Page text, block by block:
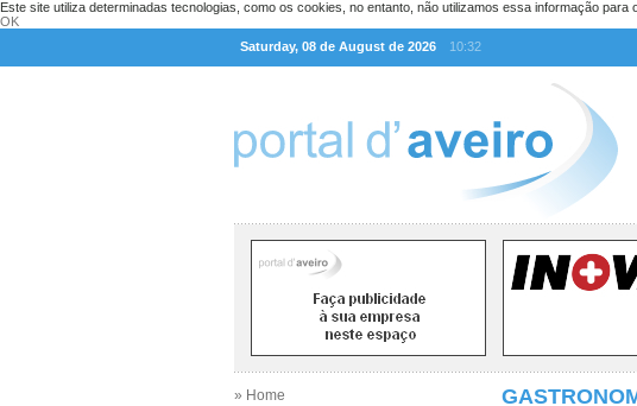
Este site utiliza determinadas tecnologias, como os cookies, no entanto, não utilizamos essa informação para
OK
Saturday, 08 de August de 2026
10:32
» Home